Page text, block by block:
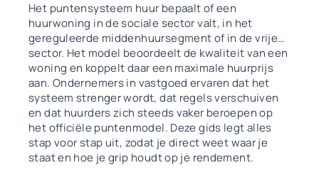
Het puntensysteem huur bepaalt of een
huurwoning in de sociale sector valt, in het
gereguleerde middenhuursegment of in de vrije
sector. Het model beoordeelt de kwaliteit van een
woning en koppelt daar een maximale huurprijs
aan. Ondernemers in vastgoed ervaren dat het
systeem strenger wordt, dat regels verschuiven
en dat huurders zich steeds vaker beroepen op
het officiële puntenmodel. Deze gids legt alles
stap voor stap uit, zodat je direct weet waar je
staat en hoe je grip houdt op je rendement.